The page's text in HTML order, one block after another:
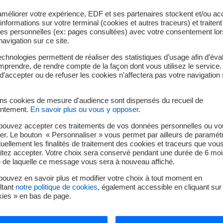
ISO 17020 inspection pour les contrôles électriques
la norme NFX 50 091 pour la réalisation des audits
de :
maintenance…) et le détailler sur le plan technique ;
de sécurité ou à une perte anormale de productible ;
affecte l’installation concernée (pourcentage de
esttotal ou partiel, est nécessaire et constitue la
l’expert.
ministérielle du 07/04/2021.
être supérieure ou inférieure de plus de 10% par rapport à
votre expérience, EDF et ses partenaires stockent et/ou
sur votre terminal (cookies et autres traceurs) et
personnelles (ex: pages consultées) avec votre consentement
sur ce site.
permettent de réaliser des statistiques d’usage afin
de rendre compte de la façon dont vous utilisez le service.
ou de refuser les cookies n’affectera pas votre navigation
cookies de mesure d'audience sont dispensés du recueil de
En savoir plus ou vous y opposer.
accepter ces traitements de vos données personnelles ou
Le bouton « Personnaliser » vous permet par ailleurs de
les finalités de traitement des cookies et traceurs que vous
accepter. Votre choix sera conservé pendant une durée de 6
de laquelle ce message vous sera à nouveau affiché.
en savoir plus et modifier votre choix à tout moment en
notre politique de cookies, également accessible en cliquant sur
» en bas de page.